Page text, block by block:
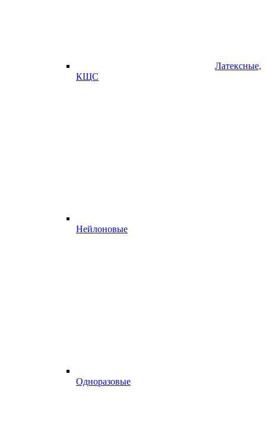
Латексные,
КЩС
Нейлоновые
Одноразовые